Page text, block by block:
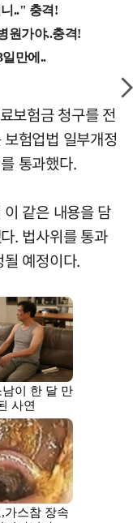
보험금 청구를 전
험업법 일부개정
통과했다.
같은 내용을 담
. 법사위를 통과
예정이다.